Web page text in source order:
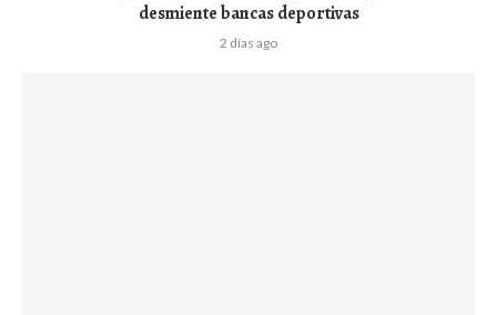
desmiente bancas deportivas
2 días ago